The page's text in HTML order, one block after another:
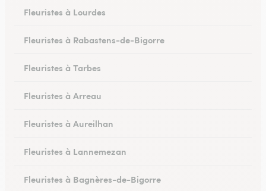
Fleuristes à Lourdes
Fleuristes à Rabastens-de-Bigorre
Fleuristes à Tarbes
Fleuristes à Arreau
Fleuristes à Aureilhan
Fleuristes à Lannemezan
Fleuristes à Bagnères-de-Bigorre